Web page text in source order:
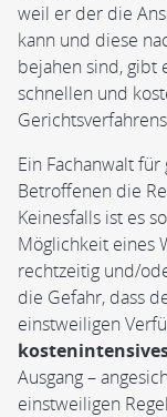
weil er der die
kann und diese
bejahen sind, gibt
schnellen und
Ein Fachanwalt
Betroffenen die
Keinesfalls ist es
Möglichkeit eines
rechtzeitig und/
die Gefahr, dass
einstweiligen
Ausgang –
einstweiligen